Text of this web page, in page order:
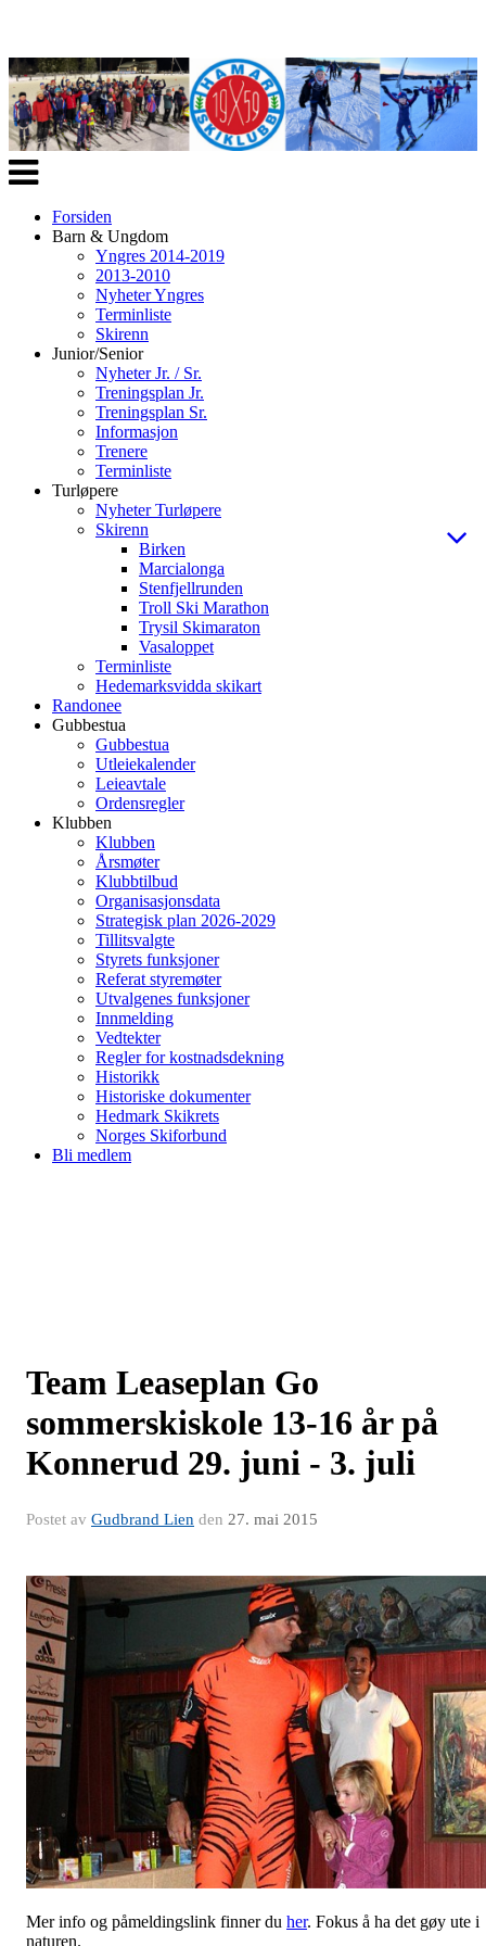
Veksle
navigasjon
Forsiden
Barn & Ungdom
Yngres 2014-2019
2013-2010
Nyheter Yngres
Terminliste
Skirenn
Junior/Senior
Nyheter Jr. / Sr.
Treningsplan Jr.
Treningsplan Sr.
Informasjon
Trenere
Terminliste
Turløpere
Nyheter Turløpere
Skirenn
Birken
Marcialonga
Stenfjellrunden
Troll Ski Marathon
Trysil Skimaraton
Vasaloppet
Terminliste
Hedemarksvidda skikart
Randonee
Gubbestua
Gubbestua
Utleiekalender
Leieavtale
Ordensregler
Klubben
Klubben
Årsmøter
Klubbtilbud
Organisasjonsdata
Strategisk plan 2026-2029
Tillitsvalgte
Styrets funksjoner
Referat styremøter
Utvalgenes funksjoner
Innmelding
Vedtekter
Regler for kostnadsdekning
Historikk
Historiske dokumenter
Hedmark Skikrets
Norges Skiforbund
Bli medlem
Team Leaseplan Go
sommerskiskole 13-16 år på
Konnerud 29. juni - 3. juli
Postet av Gudbrand Lien den 27. mai 2015
Mer info og påmeldingslink finner du her. Fokus å ha det gøy ute i
naturen.